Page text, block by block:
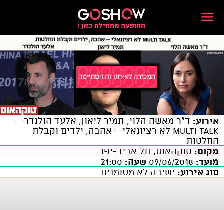
אירוע: ד"ר מאשה הלוי, תמיר ליאון, אלעד הולנדר –
MULTI TALK לא רציונאלי – אהבה, ילדים וקבלת
החלטות
מקום: טוקהאוס, תל אביב-יפו
מועד:
שעה:
סוג אירוע: ישיבה לא מסומנים